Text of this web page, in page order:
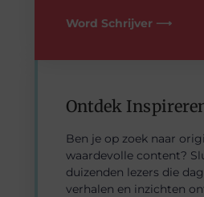
Ontdek
Ben je op zoek naar
waardevolle content?
duizenden lezers die
verhalen en inzichten
Word Schrijver ⟶